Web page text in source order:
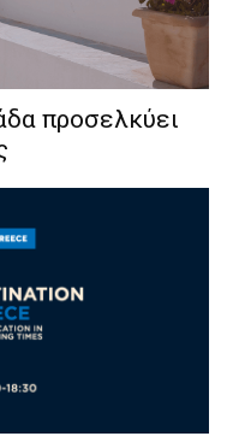
προσελκύει